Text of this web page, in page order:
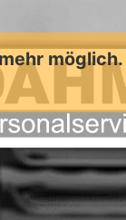
möglich.